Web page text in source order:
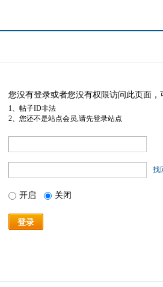
您没有登录或者您没有权限访问此页面
1、帖子ID非法
2、您还不是站点会员,请先登录站点
找
开启 关闭
登录